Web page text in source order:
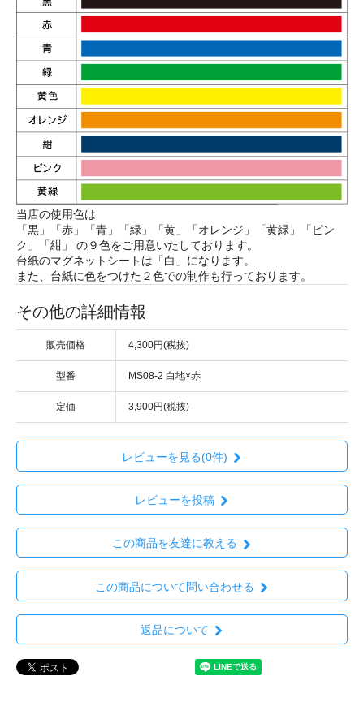
当店の使用色は
「黒」「赤」「青」「緑」「黄」「オレンジ」「黄緑」「ピン
ク」「紺」 の９色をご用意いたしております。
台紙のマグネットシートは「白」になります。
また、台紙に色をつけた２色での制作も行っております。
その他の詳細情報
販売価格 4,300円(税抜)
型番 MS08-2 白地×赤
定価 3,900円(税抜)
レビューを見る(0件)
レビューを投稿
この商品を友達に教える
この商品について問い合わせる
返品について